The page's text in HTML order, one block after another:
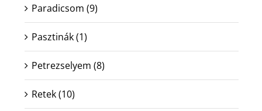
Paradicsom (9)
Pasztinák(1)
Petrezselyem (8)
Retek(10)